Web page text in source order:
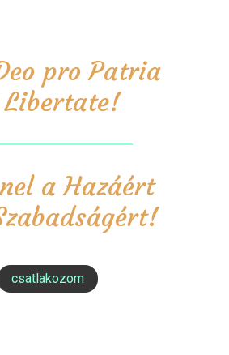
pro Patria
a Hazáért
csatlakozom